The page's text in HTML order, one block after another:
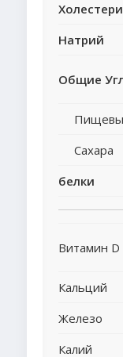
Натрий
Общие
Сахара
белки
Витамин D
Кальций
Железо
Калий